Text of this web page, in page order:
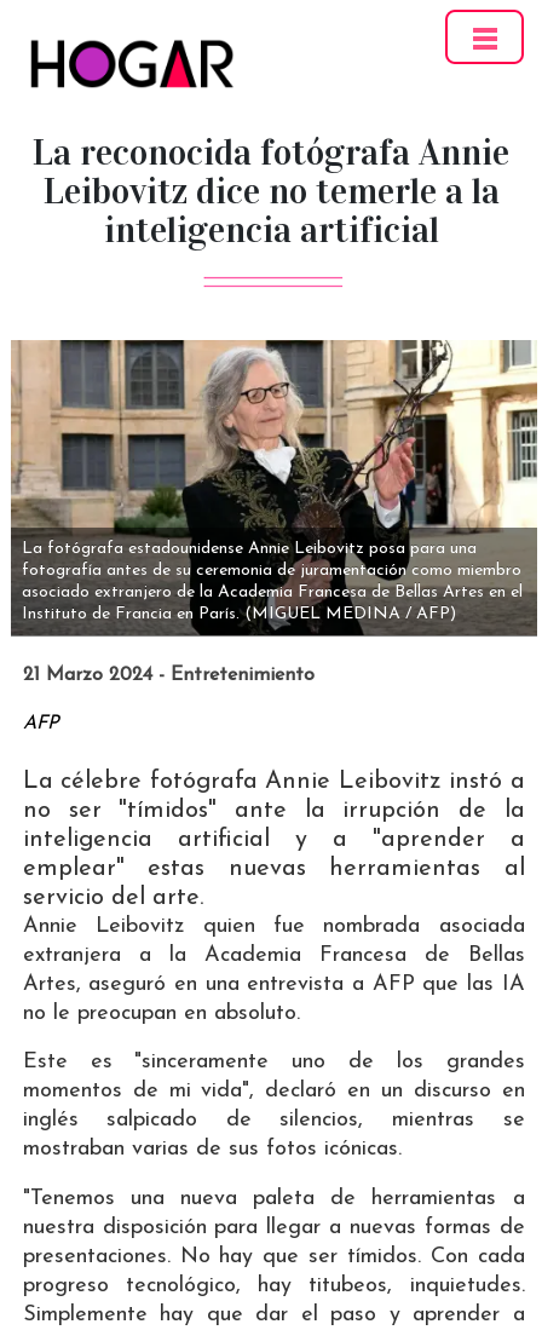
La reconocida fotógrafa Annie
Leibovitz dice no temerle a la
inteligencia artificial
La fotógrafa estadounidense Annie Leibovitz posa para una
fotografía antes de su ceremonia de juramentación como miembro
asociado extranjero de la Academia Francesa de Bellas Artes en el
Instituto de Francia en París. (MIGUEL MEDINA / AFP)
21 Marzo 2024 - Entretenimiento
AFP
La célebre fotógrafa Annie Leibovitz instó a
no ser "tímidos" ante la irrupción de la
inteligencia artificial y a "aprender a
emplear" estas nuevas herramientas al
servicio del arte.
Annie Leibovitz quien fue nombrada asociada
extranjera a la Academia Francesa de Bellas
Artes, aseguró en una entrevista a AFP que las IA
no le preocupan en absoluto.
Este es "sinceramente uno de los grandes
momentos de mi vida", declaró en un discurso en
inglés salpicado de silencios, mientras se
mostraban varias de sus fotos icónicas.
"Tenemos una nueva paleta de herramientas a
nuestra disposición para llegar a nuevas formas de
presentaciones. No hay que ser tímidos. Con cada
progreso tecnológico, hay titubeos, inquietudes.
Simplemente hay que dar el paso y aprender a